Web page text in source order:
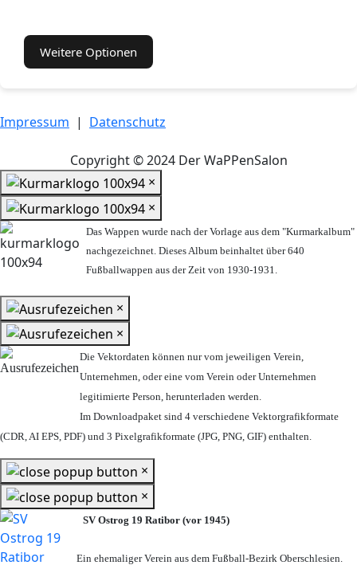
Weitere Optionen
Impressum | Datenschutz
Copyright © 2024 Der WaPPenSalon
×
×
Das Wappen wurde nach der Vorlage aus dem "Kurmarkalbum"
nachgezeichnet. Dieses Album beinhaltet über 640
Fußballwappen aus der Zeit von 1930-1931.
×
×
Die Vektordaten können nur vom jeweiligen Verein,
Unternehmen, oder eine vom Verein oder Unternehmen
legitimierte Person, herunterladen werden.
Im Downloadpaket sind 4 verschiedene Vektorgrafikformate
(CDR, AI EPS, PDF) und 3 Pixelgrafikformate (JPG, PNG, GIF) enthalten.
×
×
SV Ostrog 19 Ratibor (vor 1945)
Ein ehemaliger Verein aus dem Fußball-Bezirk Oberschlesien.